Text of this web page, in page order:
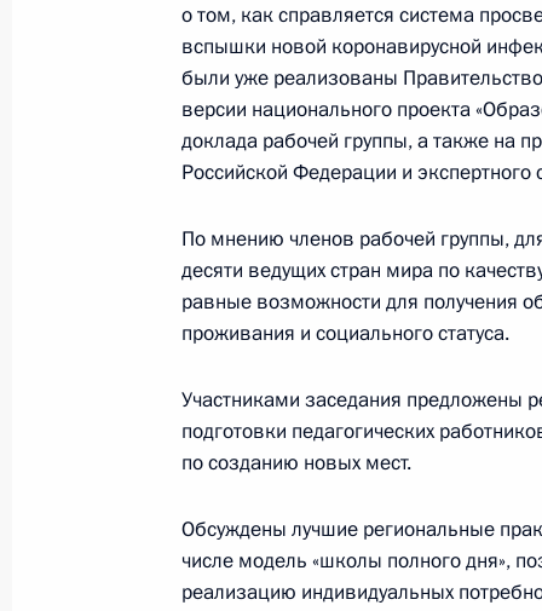
Объявлены лауреаты премии
и инноваций для молодых учёных
5 февраля 2025 года, 11:00
Андрей Фурсенко посетил ДНР
27 сентября 2024 года, 16:00
Президента
14 мая 2024 года, 10:50
Объявлены лауреаты премии
и инноваций для молодых учёных
о том, как справляется система
вспышки новой коронавирусной
были уже реализованы
версии национального проекта
доклада рабочей группы, а также на
Российской Федерации и экспертного
По мнению членов рабочей группы,
десяти ведущих стран мира по
равные возможности для получения
проживания и социального статуса.
Участниками заседания предложены
подготовки педагогических
по созданию новых мест.
Обсуждены лучшие региональные
числе модель «школы полного дня»,
реализацию индивидуальных